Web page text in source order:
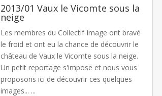
2013/01 Vaux le Vicomte sous la
neige
Les membres du Collectif Image ont bravé
le froid et ont eu la chance de découvrir le
château de Vaux le Vicomte sous la neige.
Un petit reportage s'impose et nous vous
proposons ici de découvrir ces quelques
images... ...